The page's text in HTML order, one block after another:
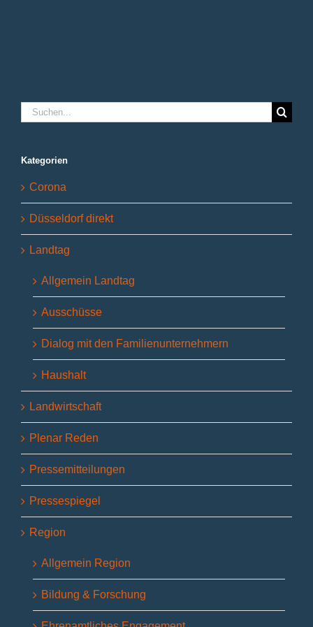
Suche
nach:
Kategorien
Corona
Düsseldorf direkt
Landtag
Allgemein Landtag
Ausschüsse
Dialog mit den Familienunternehmern
Haushalt
Landwirtschaft
Plenar Reden
Pressemitteilungen
Pressespiegel
Region
Allgemein Region
Bildung & Forschung